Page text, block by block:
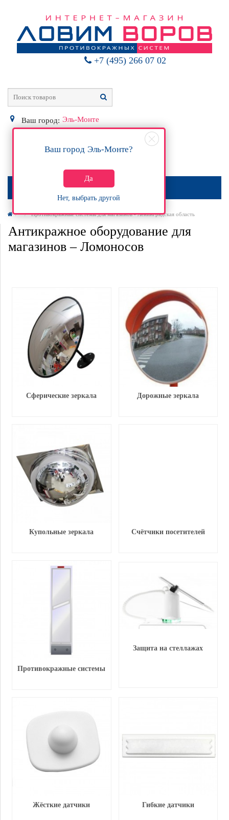
+7 (495) 266 07 02
Ваш город: Эль-Монте
Ваш город Эль-Монте?
Да
Нет, выбрать другой
0Р
МЕНЮ
Противокражные системы для магазинов - Ленинградская область
Антикражное оборудование для
магазинов – Ломоносов
Сферические зеркала Дорожные зеркала
Купольные зеркала Счётчики посетителей
Противокражные системы
Защита на стеллажах
Жёсткие датчики Гибкие датчики